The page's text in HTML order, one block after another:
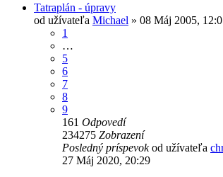
Tatraplán - úpravy
od užívateľa Michael » 08 Máj 2005,
1
…
5
6
7
8
9
161 Odpovedí
234275 Zobrazení
Posledný príspevokod užívateľa
27 Máj 2020, 20:29